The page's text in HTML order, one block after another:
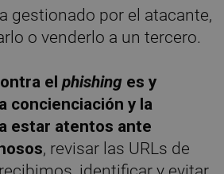
gestionado por el atacante,
o venderlo a un tercero.
elphishing es y
concienciación y la
estar atentos ante
, revisar las URLs de